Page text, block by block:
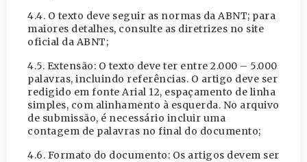
4.4. O texto deve seguir as normas da ABNT; para
maiores detalhes, consulte as diretrizes no site
oficial da ABNT;
4.5. Extensão: O texto deve ter entre 2.000 – 5.000
palavras, incluindo referências. O artigo deve ser
redigido em fonte Arial 12, espaçamento de linha
simples, com alinhamento à esquerda. No arquivo
de submissão, é necessário incluir uma
contagem de palavras no final do documento;
4.6. Formato do documento: Os artigos devem ser